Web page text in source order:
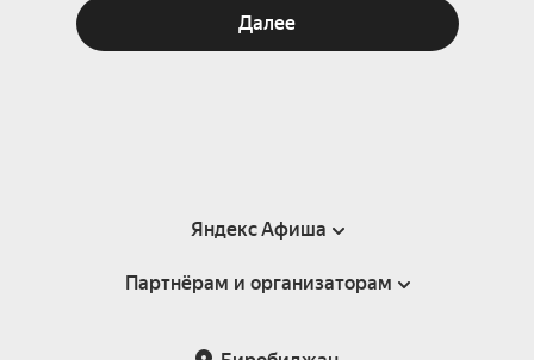
Далее
Яндекс Афиша
Справка
Партнёрам и организаторам